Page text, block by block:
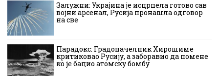
Залужни: Украјина је исцрпела готово сав
војни арсенал, Русија пронашла одговор
на све
Парадокс: Градоначелник Хирошиме
критиковао Русију, а заборавио да помене
ко је бацио атомску бомбу